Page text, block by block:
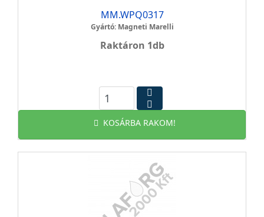
MM.WPQ0317
Gyártó: Magneti Marelli
Raktáron 1db
KOSÁRBA RAKOM!